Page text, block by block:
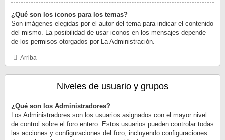
¿Qué son los iconos para los temas?
Son imágenes elegidas por el autor del tema para indicar el contenido
del mismo. La posibilidad de usar iconos en los mensajes depende
de los permisos otorgados por La Administración.
Arriba
Niveles de usuario y grupos
¿Qué son los Administradores?
Los Administradores son los usuarios asignados con el mayor nivel
de control sobre el foro entero. Estos usuarios pueden controlar todas
las acciones y configuraciones del foro, incluyendo configuraciones